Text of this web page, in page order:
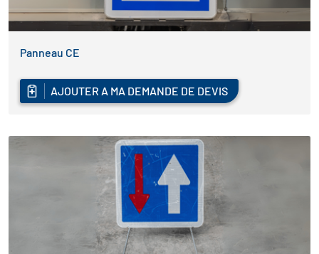
Panneau CE
AJOUTER A MA DEMANDE DE DEVIS